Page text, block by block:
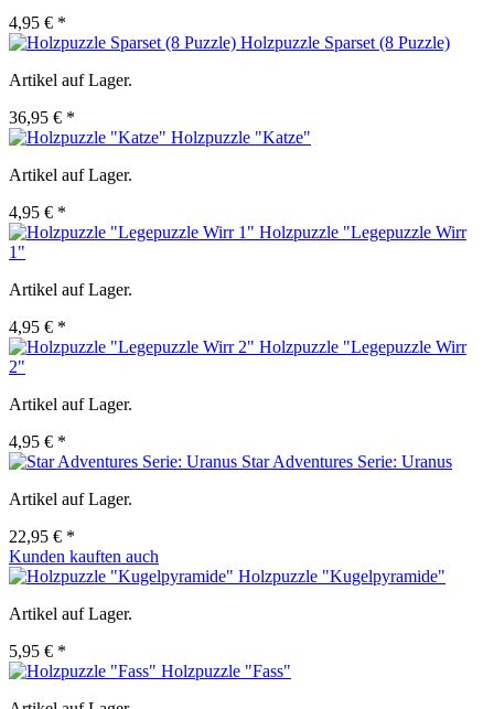
4,95 € *
Holzpuzzle Sparset (8 Puzzle)
Artikel auf Lager.
36,95 € *
Holzpuzzle "Katze"
Artikel auf Lager.
4,95 € *
Holzpuzzle "Legepuzzle Wirr
1"
Artikel auf Lager.
4,95 € *
Holzpuzzle "Legepuzzle Wirr
2"
Artikel auf Lager.
4,95 € *
Star Adventures Serie: Uranus
Artikel auf Lager.
22,95 € *
Kunden kauften auch
Holzpuzzle "Kugelpyramide"
Artikel auf Lager.
5,95 € *
Holzpuzzle "Fass"